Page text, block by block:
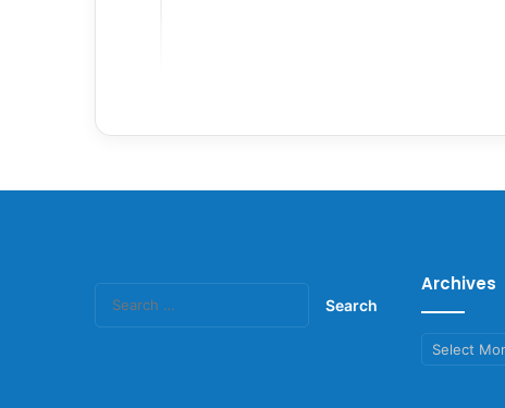
for:
Archives
Archives